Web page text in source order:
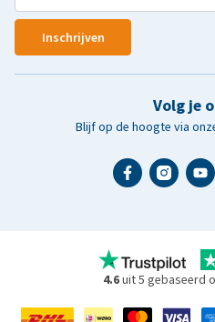
Inschrijven
Volg je
Blijf op de hoogte via
4.6uit 5 gebaseerd